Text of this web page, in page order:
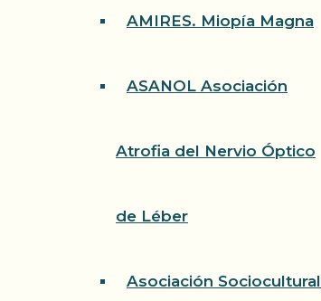
AMIRES. Miopía Magna
ASANOL Asociación
Atrofia del Nervio Óptico
de Léber
Asociación Sociocultural